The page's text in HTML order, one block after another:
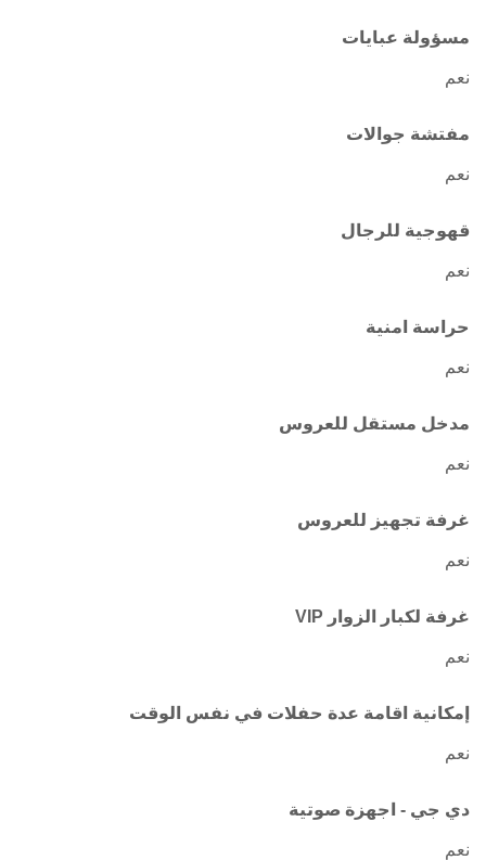
مسؤولة عبايات
نعم
مفتشة جوالات
نعم
قهوجية للرجال
نعم
حراسة امنية
نعم
مدخل مستقل للعروس
نعم
غرفة تجهيز للعروس
نعم
غرفة لكبار الزوار VIP
نعم
إمكانية اقامة عدة حفلات في نفس الوقت
نعم
دي جي - اجهزة صوتية
نعم